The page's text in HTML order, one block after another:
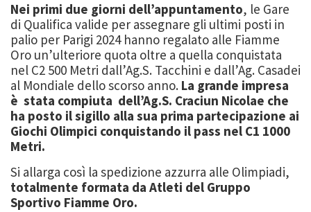
Nei primi due giorni dell’appuntamento, le Gare
di Qualifica valide per assegnare gli ultimi posti in
palio per Parigi 2024 hanno regalato alle Fiamme
Oro un’ulteriore quota oltre a quella conquistata
nel C2 500 Metri dall’Ag.S. Tacchini e dall’Ag. Casadei
al Mondiale dello scorso anno. La grande impresa
è stata compiuta dell’Ag.S. Craciun Nicolae che
ha posto il sigillo alla sua prima partecipazione ai
Giochi Olimpici conquistando il pass nel C1 1000
Metri.
Si allarga così la spedizione azzurra alle Olimpiadi,
totalmente formata da Atleti del Gruppo
Sportivo Fiamme Oro.